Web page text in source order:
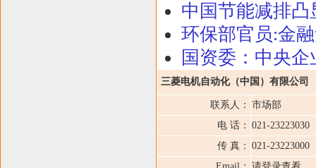
中国节能减排凸
环保部官员:金
国资委：中央
三菱电机自动化（中国）有限公司
联系人： 市场部
电 话： 021-23223030
传 真： 021-23223000